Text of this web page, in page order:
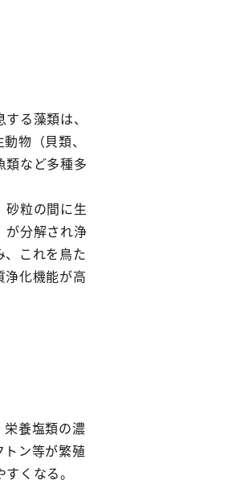
る藻類は、
物（貝類、
類など多種多
砂粒の間に生
が分解され浄
、これを鳥た
浄化機能が高
栄養塩類の濃
トン等が繁殖
くなる。